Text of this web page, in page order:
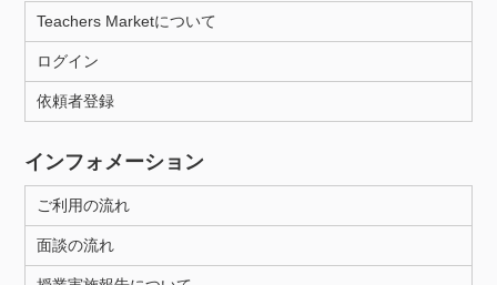
Teachers Marketについて
ログイン
依頼者登録
インフォメーション
ご利用の流れ
面談の流れ